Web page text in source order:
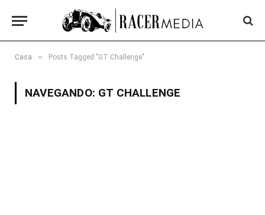
Casa » Posts Tagged "GT Challenge"
NAVEGANDO: GT CHALLENGE